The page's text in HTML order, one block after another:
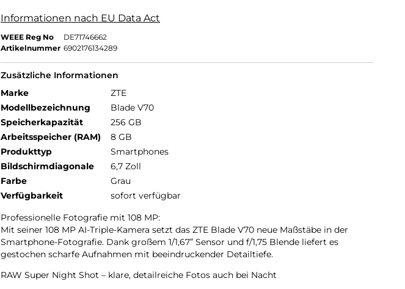
Informationen nach EU Data Act
WEEE Reg No
DE71746662
Artikelnummer 6902176134289
Zusätzliche Informationen
Marke
ZTE
Modellbezeichnung
Blade V70
Speicherkapazität
256 GB
Arbeitsspeicher (RAM)
8 GB
Produkttyp
Smartphones
Bildschirmdiagonale
6,7 Zoll
Farbe
Grau
Verfügbarkeit
sofort verfügbar
Professionelle Fotografie mit 108 MP:
Mit seiner 108 MP AI-Triple-Kamera setzt das ZTE Blade V70 neue Maßstäbe in der
Smartphone-Fotografie. Dank großem 1/1,67” Sensor und f/1,75 Blende liefert es
gestochen scharfe Aufnahmen mit beeindruckender Detailtiefe.
RAW Super Night Shot – klare, detailreiche Fotos auch bei Nacht